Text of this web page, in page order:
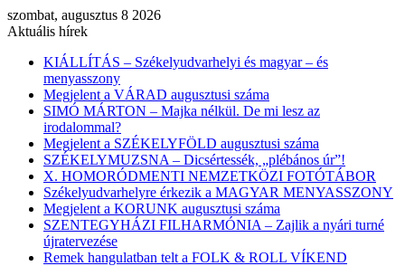
szombat, augusztus 8 2026
Aktuális hírek
KIÁLLÍTÁS – Székelyudvarhelyi és magyar – és
menyasszony
Megjelent a VÁRAD augusztusi száma
SIMÓ MÁRTON – Majka nélkül. De mi lesz az
irodalommal?
Megjelent a SZÉKELYFÖLD augusztusi száma
SZÉKELYMUZSNA – Dicsértessék, „plébános úr”!
X. HOMORÓDMENTI NEMZETKÖZI FOTÓTÁBOR
Székelyudvarhelyre érkezik a MAGYAR MENYASSZONY
Megjelent a KORUNK augusztusi száma
SZENTEGYHÁZI FILHARMÓNIA – Zajlik a nyári turné
újratervezése
Remek hangulatban telt a FOLK & ROLL VÍKEND